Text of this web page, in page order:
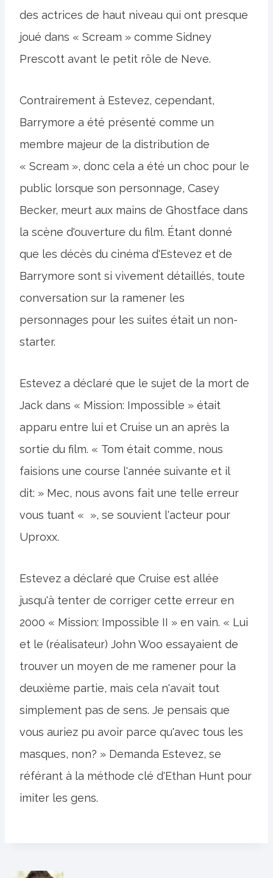
des actrices de haut niveau qui ont presque
joué dans « Scream » comme Sidney
Prescott avant le petit rôle de Neve.
Contrairement à Estevez, cependant,
Barrymore a été présenté comme un
membre majeur de la distribution de
« Scream », donc cela a été un choc pour le
public lorsque son personnage, Casey
Becker, meurt aux mains de Ghostface dans
la scène d'ouverture du film. Étant donné
que les décès du cinéma d'Estevez et de
Barrymore sont si vivement détaillés, toute
conversation sur la ramener les
personnages pour les suites était un non-
starter.
Estevez a déclaré que le sujet de la mort de
Jack dans « Mission: Impossible » était
apparu entre lui et Cruise un an après la
sortie du film. « Tom était comme, nous
faisions une course l'année suivante et il
dit: » Mec, nous avons fait une telle erreur
vous tuant « », se souvient l'acteur pour
Uproxx.
Estevez a déclaré que Cruise est allée
jusqu'à tenter de corriger cette erreur en
2000 « Mission: Impossible II » en vain. « Lui
et le (réalisateur) John Woo essayaient de
trouver un moyen de me ramener pour la
deuxième partie, mais cela n'avait tout
simplement pas de sens. Je pensais que
vous auriez pu avoir parce qu'avec tous les
masques, non? » Demanda Estevez, se
référant à la méthode clé d'Ethan Hunt pour
imiter les gens.